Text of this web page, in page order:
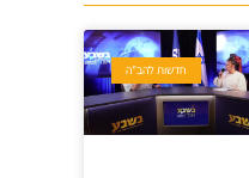
חדשות להב"ה